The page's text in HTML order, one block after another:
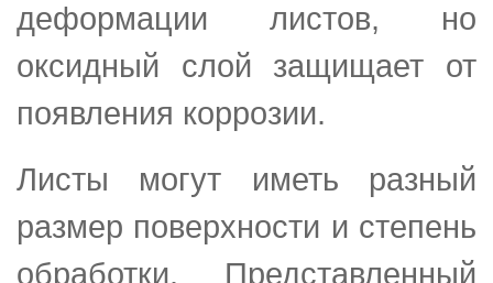
деформации листов, но
оксидный слой защищает от
появления коррозии.
Листы могут иметь разный
размер поверхности и степень
обработки. Представленный